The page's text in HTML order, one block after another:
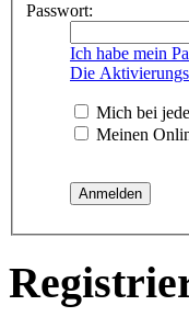
Passwort:
Ich habe mein
Die
Mich bei
Meinen